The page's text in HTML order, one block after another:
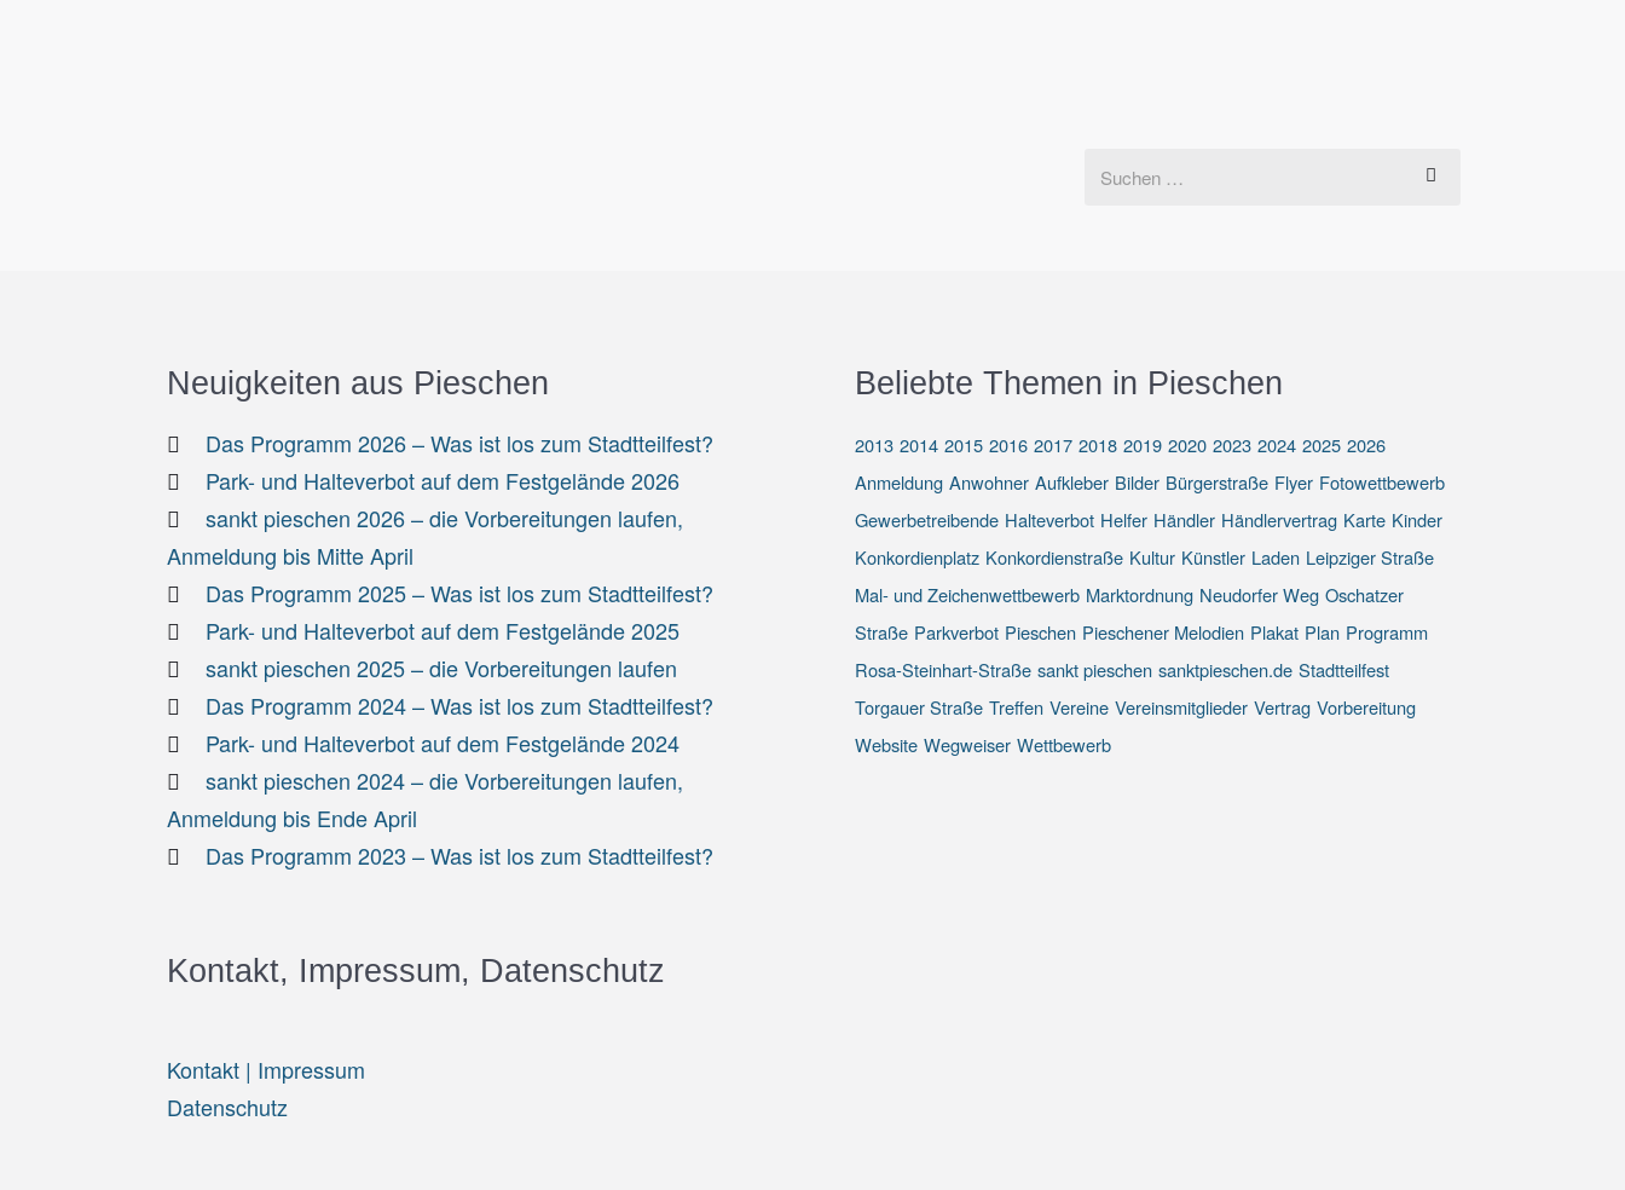
Neuigkeiten aus Pieschen
Das Programm 2026 – Was ist los zum Stadtteilfest?
Park- und Halteverbot auf dem Festgelände 2026
sankt pieschen 2026 – die Vorbereitungen laufen,
Anmeldung bis Mitte April
Das Programm 2025 – Was ist los zum Stadtteilfest?
Park- und Halteverbot auf dem Festgelände 2025
sankt pieschen 2025 – die Vorbereitungen laufen
Das Programm 2024 – Was ist los zum Stadtteilfest?
Park- und Halteverbot auf dem Festgelände 2024
sankt pieschen 2024 – die Vorbereitungen laufen,
Anmeldung bis Ende April
Das Programm 2023 – Was ist los zum Stadtteilfest?
Kontakt, Impressum, Datenschutz
Kontakt | Impressum
Datenschutz
Beliebte Themen in Pieschen
2013 2014 2015 2016 2017 2018 2019 2020 2023 2024 2025 2026
Anmeldung Anwohner Aufkleber Bilder Bürgerstraße Flyer Fotowettbewerb
Gewerbetreibende Halteverbot Helfer Händler Händlervertrag Karte Kinder
Konkordienplatz Konkordienstraße Kultur Künstler Laden Leipziger Straße
Mal- und Zeichenwettbewerb Marktordnung Neudorfer Weg Oschatzer
Straße Parkverbot Pieschen Pieschener Melodien Plakat Plan Programm
Rosa-Steinhart-Straße sankt pieschen sanktpieschen.de Stadtteilfest
Torgauer Straße Treffen Vereine Vereinsmitglieder Vertrag Vorbereitung
Website Wegweiser Wettbewerb